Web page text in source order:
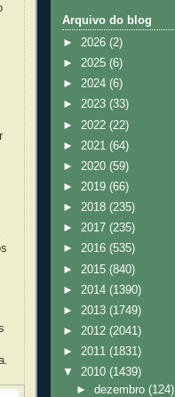
Arquivo do blog
► 2026 (2)
► 2025 (6)
► 2024 (6)
► 2023 (33)
► 2022 (22)
► 2021 (64)
► 2020 (59)
► 2019 (66)
► 2018 (235)
► 2017 (235)
► 2016 (535)
► 2015 (840)
► 2014 (1390)
► 2013 (1749)
► 2012 (2041)
► 2011 (1831)
▼ 2010 (1439)
►dezembro(124)